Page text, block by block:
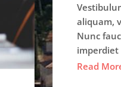
aliquam,
Nunc
Read